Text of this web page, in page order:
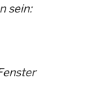
sein: